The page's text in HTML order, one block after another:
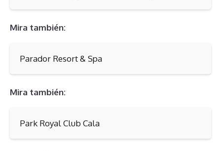
Mira también:
Parador Resort & Spa
Mira también:
Park Royal Club Cala